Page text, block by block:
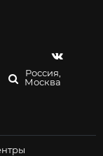
Россия,
Москва